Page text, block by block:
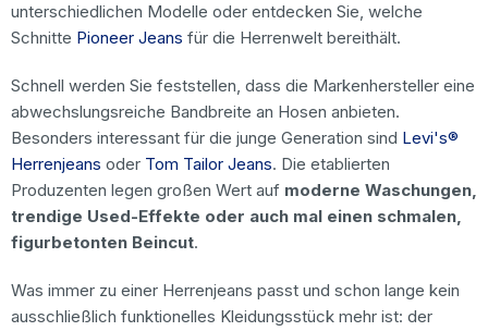
unterschiedlichen Modelle oder entdecken Sie, welche
Schnitte Pioneer Jeans für die Herrenwelt bereithält.
Schnell werden Sie feststellen, dass die Markenhersteller eine
abwechslungsreiche Bandbreite an Hosen anbieten.
Besonders interessant für die junge Generation sind Levi's®
Herrenjeans oder Tom Tailor Jeans. Die etablierten
Produzenten legen großen Wert auf moderne Waschungen,
trendige Used-Effekte oder auch mal einen schmalen,
figurbetonten Beincut.
Was immer zu einer Herrenjeans passt und schon lange kein
ausschließlich funktionelles Kleidungsstück mehr ist: der